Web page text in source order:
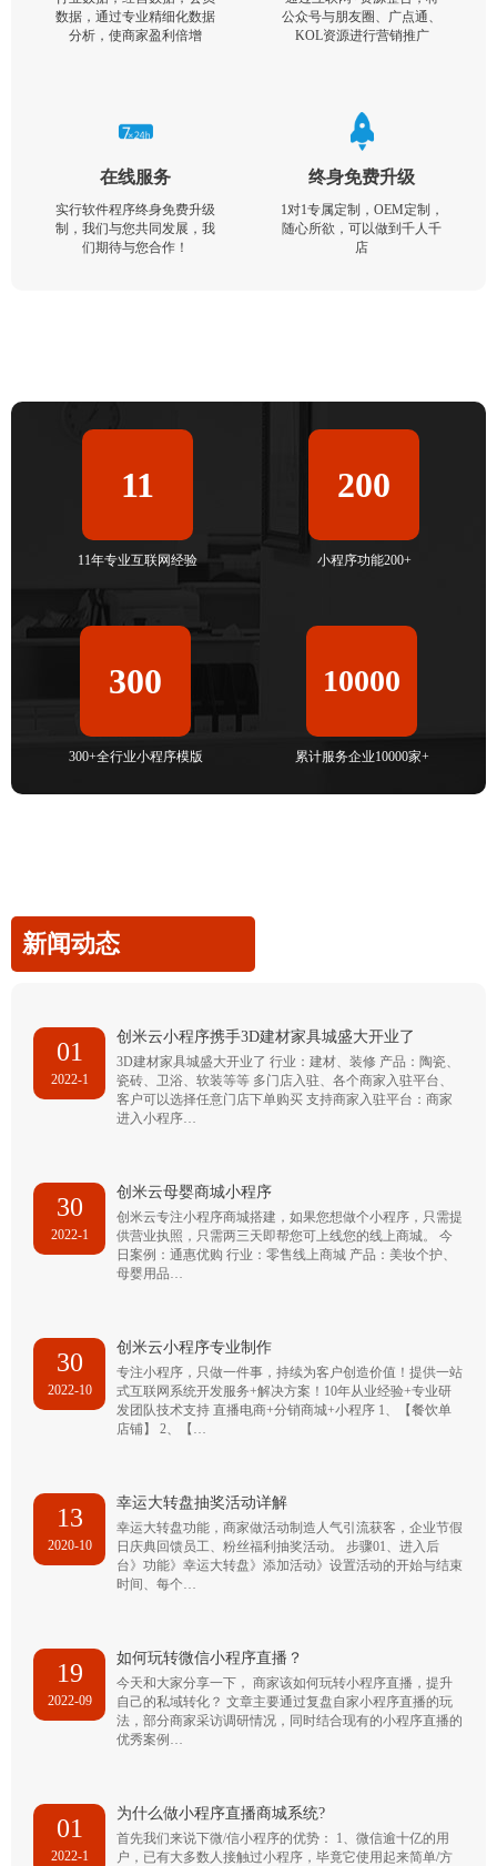
数据，通过专业精细化数据
分析，使商家盈利倍增
公众号与朋友圈、广点通、
KOL资源进行营销推广
在线服务
实行软件程序终身免费升级
制，我们与您共同发展，我
们期待与您合作！
终身免费升级
1对1专属定制，OEM定制，
随心所欲，可以做到千人千
店
11
11年专业互联网经验
200
小程序功能200+
300
300+全行业小程序模版
10000
累计服务企业10000家+
新闻动态
01
2022-1
创米云小程序携手3D建材家具城盛大开业了
3D建材家具城盛大开业了 行业：建材、装修 产品：陶瓷、
瓷砖、卫浴、软装等等 多门店入驻、各个商家入驻平台、
客户可以选择任意门店下单购买 支持商家入驻平台：商家
进入小程序…
30
2022-1
创米云母婴商城小程序
创米云专注小程序商城搭建，如果您想做个小程序，只需提
供营业执照，只需两三天即帮您可上线您的线上商城。 今
日案例：通惠优购 行业：零售线上商城 产品：美妆个护、
母婴用品…
30
2022-10
创米云小程序专业制作
专注小程序，只做一件事，持续为客户创造价值！提供一站
式互联网系统开发服务+解决方案！10年从业经验+专业研
发团队技术支持 直播电商+分销商城+小程序 1、【餐饮单
店铺】 2、【…
13
2020-10
幸运大转盘抽奖活动详解
幸运大转盘功能，商家做活动制造人气引流获客，企业节假
日庆典回馈员工、粉丝福利抽奖活动。 步骤01、进入后
台》功能》幸运大转盘》添加活动》设置活动的开始与结束
时间、每个…
19
2022-09
如何玩转微信小程序直播？
今天和大家分享一下， 商家该如何玩转小程序直播，提升
自己的私域转化？ 文章主要通过复盘自家小程序直播的玩
法，部分商家采访调研情况，同时结合现有的小程序直播的
优秀案例…
01
2022-1
为什么做小程序直播商城系统?
首先我们来说下微/信小程序的优势： 1、微信逾十亿的用
户，已有大多数人接触过小程序，毕竟它使用起来简单/方